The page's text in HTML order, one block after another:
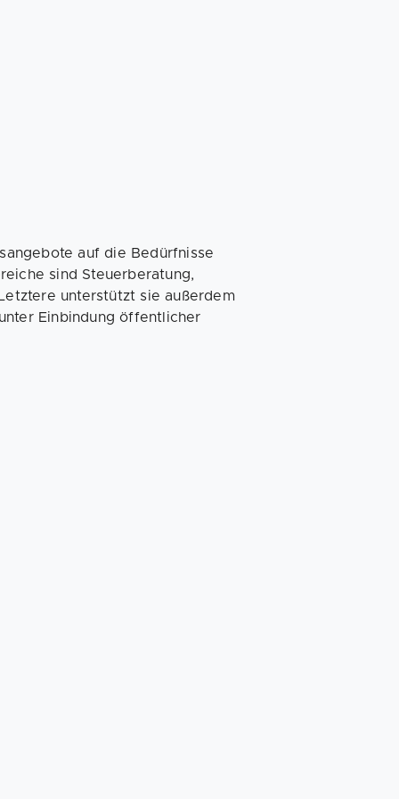
auf die Bedürfnisse
sind Steuerberatung,
unterstützt sie außerdem
Einbindung öffentlicher